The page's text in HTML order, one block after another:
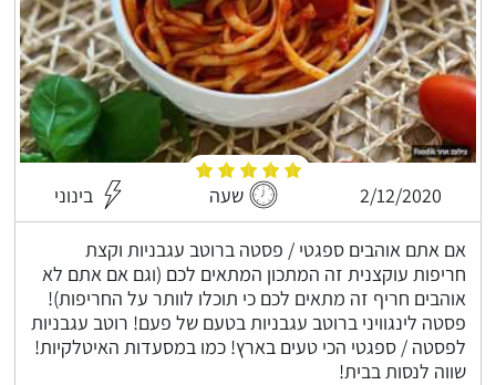
2/12/2020 שעה בינוני
אם אתם אוהבים ספגטי / פסטה ברוטב עגבניות וקצת
חריפות עוקצנית זה המתכון המתאים לכם (וגם אם אתם לא
אוהבים חריף זה מתאים לכם כי תוכלו לוותר על החריפות)!
פסטה לינגוויני ברוטב עגבניות בטעם של פעם! רוטב עגבניות
לפסטה / ספגטי הכי טעים בארץ! כמו במסעדות האיטלקיות!
שווה לנסות בבית!